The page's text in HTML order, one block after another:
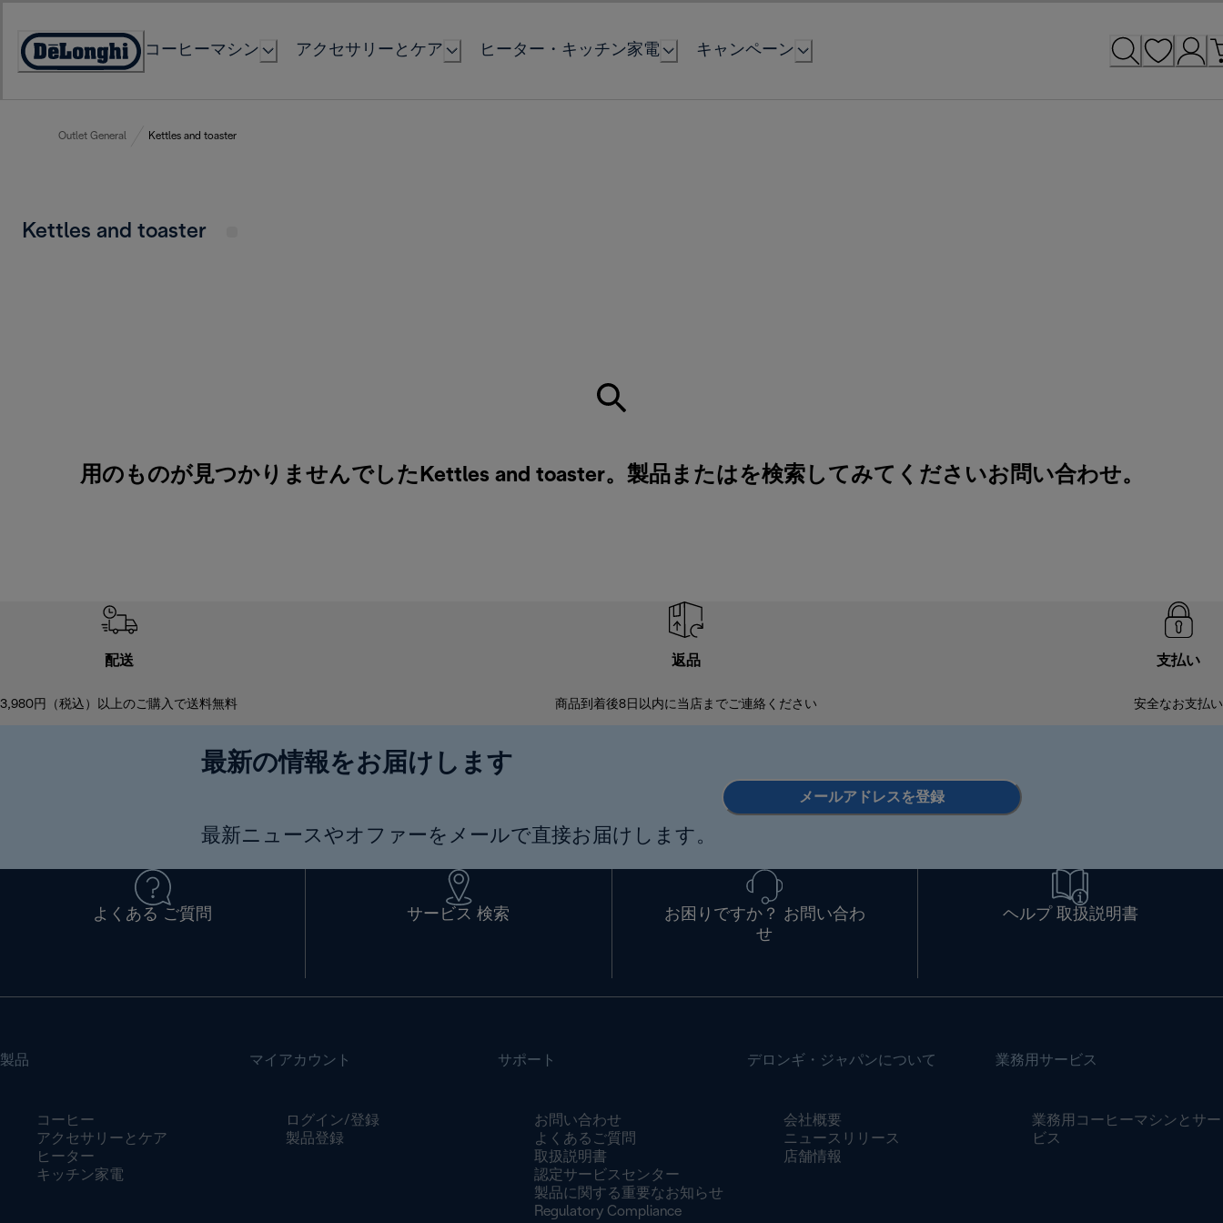
Content
Accessibility
コーヒーマシン アクセサリーとケア ヒーター・キッチン家電 キャンペーン
Outlet General Kettles and toaster
Kettles and toaster
用のものが見つかりませんでしたKettles and toaster。製品またはを検索してみてくださいお問い合わせ。
配送
3,980円（税込）以上のご購入で送料無料
返品
商品到着後8日以内に当店までご連絡ください
支払い
安全なお支払い
最新の情報をお届けします
最新ニュースやオファーをメールで直接お届けします。
メールアドレスを登録
よくある ご質問 サービス 検索
お困りですか？ お問い合わ
せ
ヘルプ 取扱説明書
製品
コーヒー
アクセサリーとケア
ヒーター
キッチン家電
マイアカウント
ログイン/登録
製品登録
サポート
お問い合わせ
よくあるご質問
取扱説明書
認定サービスセンター
製品に関する重要なお知らせ
Regulatory Compliance
デロンギ・ジャパンについて
会社概要
ニュースリリース
店舗情報
業務用サービス
業務用コーヒーマシンとサー
ビス